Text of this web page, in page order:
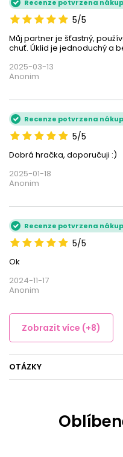
5/5
Recenze potvrzena
Můj partner je šťastný,
chuť. Úklid je jednoduchý a
2025-03-13
Anonim
5/5
Recenze potvrzena
Dobrá hračka, doporučuji :)
2025-01-18
Anonim
5/5
Recenze potvrzena
Ok
2024-11-17
Anonim
Zobrazit více (+8)
OTÁZKY